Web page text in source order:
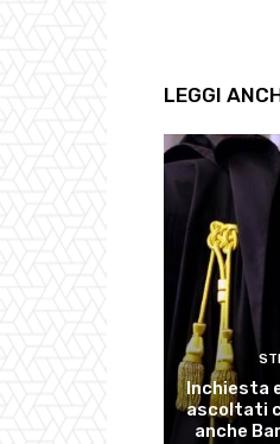
LEGGI
Inchiesta
ascoltati
anche